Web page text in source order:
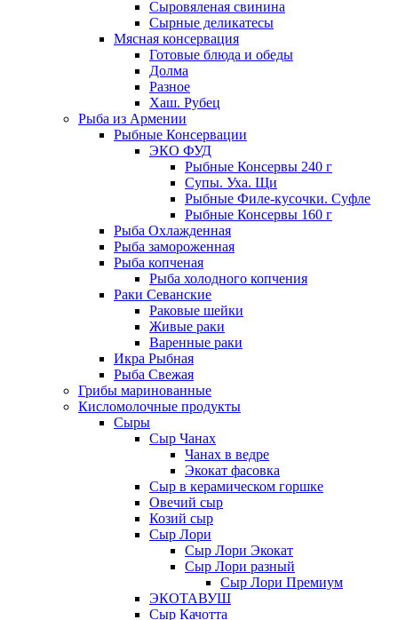
Сыровяленая свинина
Сырные деликатесы
Мясная консервация
Готовые блюда и обеды
Долма
Разное
Хаш. Рубец
Рыба из Армении
Рыбные Консервации
ЭКО ФУД
Рыбные Консервы 240 г
Супы. Уха. Щи
Рыбные Филе-кусочки. Суфле
Рыбные Консервы 160 г
Рыба Охлажденная
Рыба замороженная
Рыба копченая
Рыба холодного копчения
Раки Севанские
Раковые шейки
Живые раки
Варенные раки
Икра Рыбная
Рыба Свежая
Грибы маринованные
Кисломолочные продукты
Сыры
Сыр Чанах
Чанах в ведре
Экокат фасовка
Сыр в керамическом горшке
Овечий сыр
Козий сыр
Сыр Лори
Сыр Лори Экокат
Сыр Лори разный
Сыр Лори Премиум
ЭКОТАВУШ
Сыр Качотта